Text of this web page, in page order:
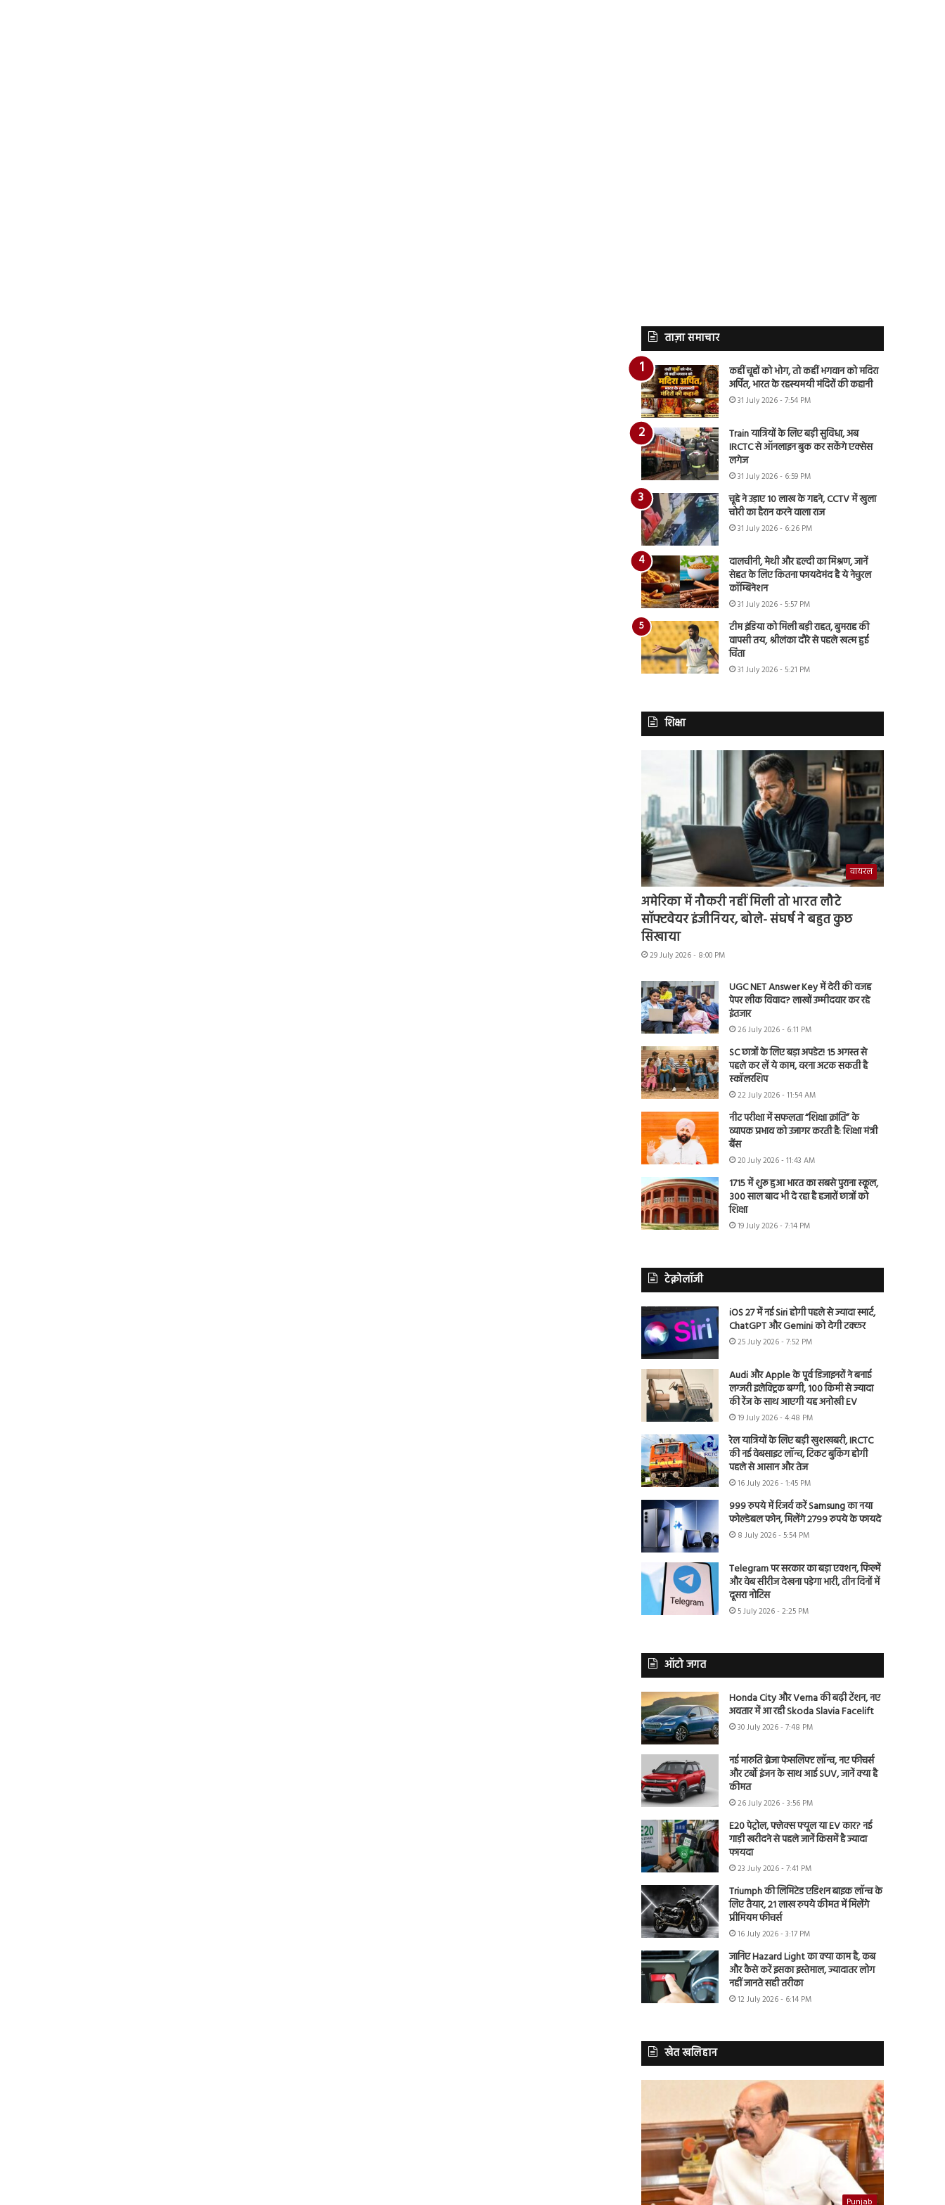
ताज़ा समाचार
कहीं चूहों को भोग, तो कहीं भगवान को मदिरा
अर्पित, भारत के रहस्यमयी मंदिरों की कहानी
31 July 2026 - 7:54 PM
Train यात्रियों के लिए बड़ी सुविधा, अब
IRCTC से ऑनलाइन बुक कर सकेंगे एक्सेस
लगेज
31 July 2026 - 6:59 PM
चूहे ने उड़ाए 10 लाख के गहने, CCTV में खुला
चोरी का हैरान करने वाला राज
31 July 2026 - 6:26 PM
दालचीनी, मेथी और हल्दी का मिश्रण, जानें
सेहत के लिए कितना फायदेमंद है ये नेचुरल
कॉम्बिनेशन
31 July 2026 - 5:57 PM
टीम इंडिया को मिली बड़ी राहत, बुमराह की
वापसी तय, श्रीलंका दौरे से पहले खत्म हुई
चिंता
31 July 2026 - 5:21 PM
शिक्षा
वायरल
अमेरिका में नौकरी नहीं मिली तो भारत लौटे
सॉफ्टवेयर इंजीनियर, बोले- संघर्ष ने बहुत कुछ
सिखाया
29 July 2026 - 8:00 PM
UGC NET Answer Key में देरी की वजह
पेपर लीक विवाद? लाखों उम्मीदवार कर रहे
इंतजार
26 July 2026 - 6:11 PM
SC छात्रों के लिए बड़ा अपडेट! 15 अगस्त से
पहले कर लें ये काम, वरना अटक सकती है
स्कॉलरशिप
22 July 2026 - 11:54 AM
नीट परीक्षा में सफलता “शिक्षा क्रांति” के
व्यापक प्रभाव को उजागर करती है: शिक्षा मंत्री
बैंस
20 July 2026 - 11:43 AM
1715 में शुरू हुआ भारत का सबसे पुराना स्कूल,
300 साल बाद भी दे रहा है हजारों छात्रों को
शिक्षा
19 July 2026 - 7:14 PM
टेक्नोलॉजी
iOS 27 में नई Siri होगी पहले से ज्यादा स्मार्ट,
ChatGPT और Gemini को देगी टक्कर
25 July 2026 - 7:52 PM
Audi और Apple के पूर्व डिजाइनरों ने बनाई
लग्जरी इलेक्ट्रिक बग्गी, 100 किमी से ज्यादा
की रेंज के साथ आएगी यह अनोखी EV
19 July 2026 - 4:48 PM
रेल यात्रियों के लिए बड़ी खुशखबरी, IRCTC
की नई वेबसाइट लॉन्च, टिकट बुकिंग होगी
पहले से आसान और तेज
16 July 2026 - 1:45 PM
999 रुपये में रिजर्व करें Samsung का नया
फोल्डेबल फोन, मिलेंगे 2799 रुपये के फायदे
8 July 2026 - 5:54 PM
Telegram पर सरकार का बड़ा एक्शन, फिल्में
और वेब सीरीज देखना पड़ेगा भारी, तीन दिनों में
दूसरा नोटिस
5 July 2026 - 2:25 PM
ऑटो जगत
Honda City और Verna की बढ़ी टेंशन, नए
अवतार में आ रही Skoda Slavia Facelift
30 July 2026 - 7:48 PM
नई मारुति ब्रेजा फेसलिफ्ट लॉन्च, नए फीचर्स
और टर्बो इंजन के साथ आई SUV, जानें क्या है
कीमत
26 July 2026 - 3:56 PM
E20 पेट्रोल, फ्लेक्स फ्यूल या EV कार? नई
गाड़ी खरीदने से पहले जानें किसमें है ज्यादा
फायदा
23 July 2026 - 7:41 PM
Triumph की लिमिटेड एडिशन बाइक लॉन्च के
लिए तैयार, 21 लाख रुपये कीमत में मिलेंगे
प्रीमियम फीचर्स
16 July 2026 - 3:17 PM
जानिए Hazard Light का क्या काम है, कब
और कैसे करें इसका इस्तेमाल, ज्यादातर लोग
नहीं जानते सही तरीका
12 July 2026 - 6:14 PM
खेत खलिहान
Punjab